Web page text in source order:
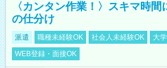
〈カンタン作業！〉スキマ時
の仕分け
派遣 職種未経験OK 社会人未経験OK 大
WEB登録・面接OK